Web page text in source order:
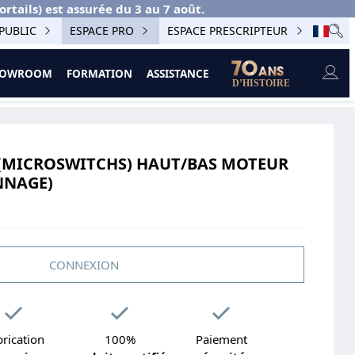
est assurée du 3 au 7 août.
ESPACE PRO ESPACE PRESCRIPTEUR
FORMATION ASSISTANCE
dépannage)
HAUT/BAS MOTEUR
CONNEXION
100%
Paiement